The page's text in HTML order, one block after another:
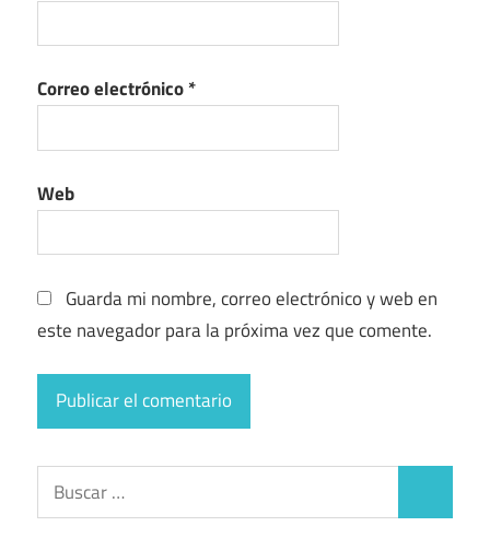
Correo electrónico*
Web
Guarda mi nombre, correo electrónico y web en
este navegador para la próxima vez que comente.
Buscar: